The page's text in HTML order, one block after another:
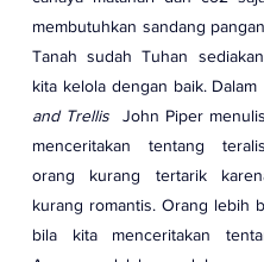
membutuhkan sandang
Tanah sudah Tuhan
kita kelola dengan baik. Dalam
and Trellis John Piper
menceritakan tentang
orang kurang tertarik
kurang romantis. Orang lebih
bila kita menceritakan